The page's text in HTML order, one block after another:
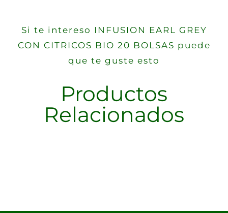
Si te intereso INFUSION EARL GREY
CON CITRICOS BIO 20 BOLSAS puede
que te guste esto
Productos
Relacionados